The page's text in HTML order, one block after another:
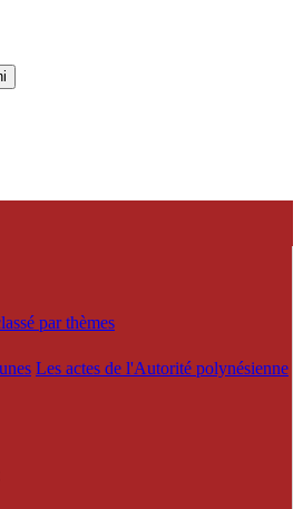
par thèmes
Les actes de l'Autorité polynésienne